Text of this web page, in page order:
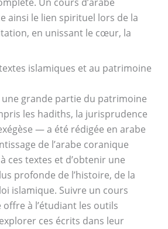
ainsi le lien spirituel lors de la
en unissant le cœur, la
islamiques et au patrimoine
une grande partie du patrimoine
les hadiths, la jurisprudence
— a été rédigée en arabe
de l’arabe coranique
ces textes et d’obtenir une
profonde de l’histoire, de la
islamique. Suivre un cours
offre à l’étudiant les outils
ces écrits dans leur